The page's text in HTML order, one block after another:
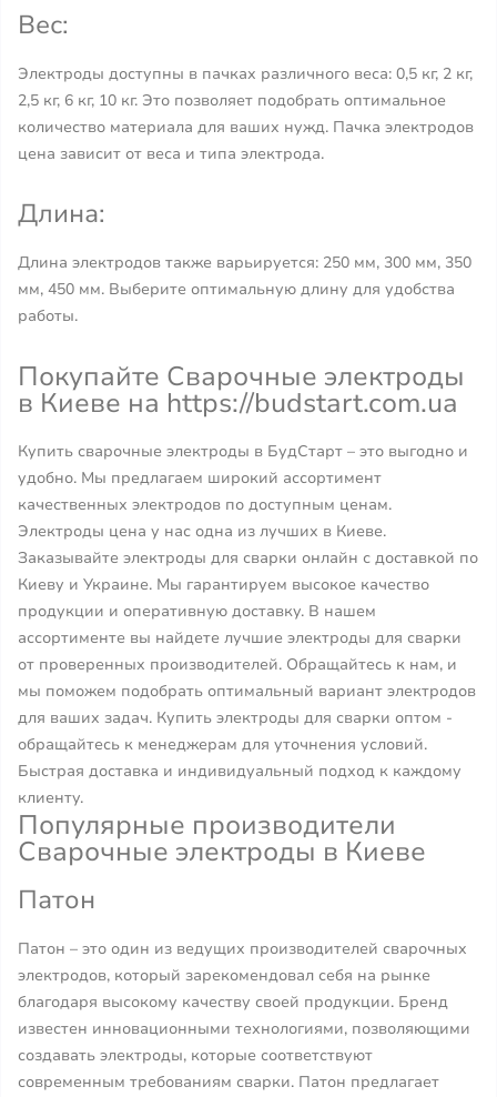
Вес:
Электроды доступны в пачках различного веса: 0,5 кг, 2 кг,
2,5 кг, 6 кг, 10 кг. Это позволяет подобрать оптимальное
количество материала для ваших нужд. Пачка электродов
цена зависит от веса и типа электрода.
Длина:
Длина электродов также варьируется: 250 мм, 300 мм, 350
мм, 450 мм. Выберите оптимальную длину для удобства
работы.
Покупайте Сварочные электроды
в Киеве на https://budstart.com.ua
Купить сварочные электроды в БудСтарт – это выгодно и
удобно. Мы предлагаем широкий ассортимент
качественных электродов по доступным ценам.
Электроды цена у нас одна из лучших в Киеве.
Заказывайте электроды для сварки онлайн с доставкой по
Киеву и Украине. Мы гарантируем высокое качество
продукции и оперативную доставку. В нашем
ассортименте вы найдете лучшие электроды для сварки
от проверенных производителей. Обращайтесь к нам, и
мы поможем подобрать оптимальный вариант электродов
для ваших задач. Купить электроды для сварки оптом -
обращайтесь к менеджерам для уточнения условий.
Быстрая доставка и индивидуальный подход к каждому
клиенту.
Популярные производители
Сварочные электроды в Киеве
Патон
Патон – это один из ведущих производителей сварочных
электродов, который зарекомендовал себя на рынке
благодаря высокому качеству своей продукции. Бренд
известен инновационными технологиями, позволяющими
создавать электроды, которые соответствуют
современным требованиям сварки. Патон предлагает